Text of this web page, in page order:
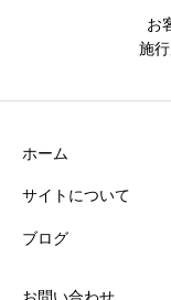
お
施
ホーム
サイトについて
ブログ